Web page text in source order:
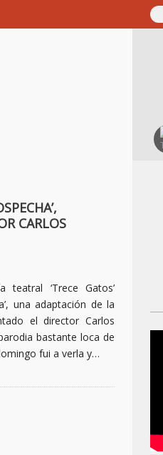
CARLOS
‘Trece Gatos’
una adaptación de la
el director Carlos
bastante loca de
fui a verla y…